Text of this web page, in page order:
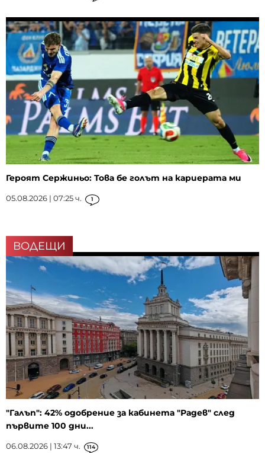
Героят Сержиньо: Това бе голът на кариерата ми
05.08.2026 | 07:25 ч. 1
ВОДЕЩИ
"Галъп": 42% одобрение за кабинета "Радев" след
първите 100 дни...
06.08.2026 | 13:47 ч. 114